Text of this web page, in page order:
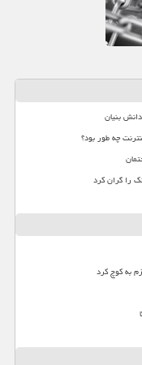
بنیان
چه طور بود؟
را گران کرد
به کوچ کرد